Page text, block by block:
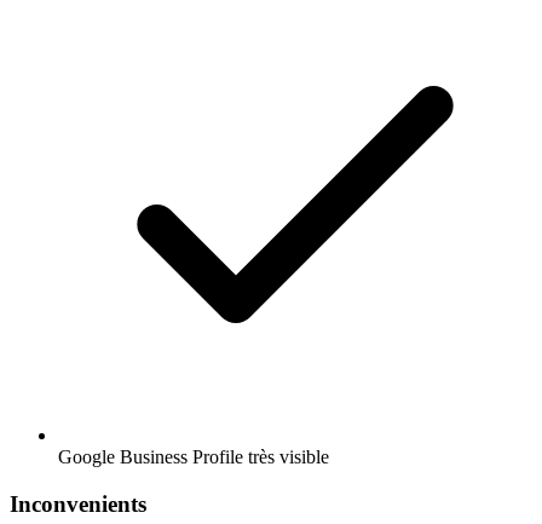
Google Business Profile très visible
Inconvenients